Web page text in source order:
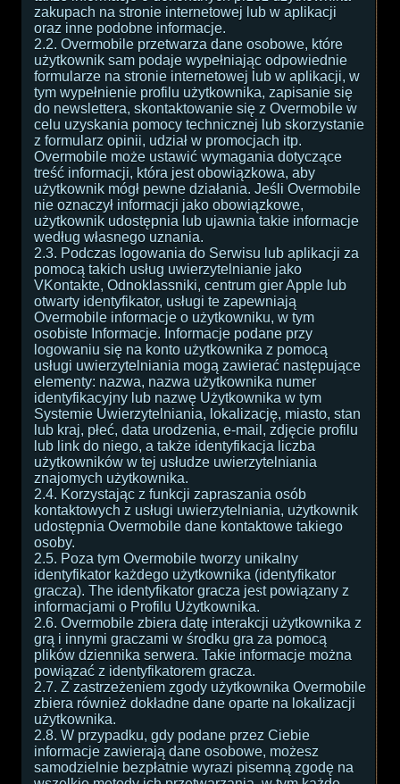
zakupach na stronie internetowej lub w aplikacji
oraz inne podobne informacje.
2.2. Overmobile przetwarza dane osobowe, które
użytkownik sam podaje wypełniając odpowiednie
formularze na stronie internetowej lub w aplikacji, w
tym wypełnienie profilu użytkownika, zapisanie się
do newslettera, skontaktowanie się z Overmobile w
celu uzyskania pomocy technicznej lub skorzystanie
z formularz opinii, udział w promocjach itp.
Overmobile może ustawić wymagania dotyczące
treść informacji, która jest obowiązkowa, aby
użytkownik mógł pewne działania. Jeśli Overmobile
nie oznaczył informacji jako obowiązkowe,
użytkownik udostępnia lub ujawnia takie informacje
według własnego uznania.
2.3. Podczas logowania do Serwisu lub aplikacji za
pomocą takich usług uwierzytelnianie jako
VKontakte, Odnoklassniki, centrum gier Apple lub
otwarty identyfikator, usługi te zapewniają
Overmobile informacje o użytkowniku, w tym
osobiste Informacje. Informacje podane przy
logowaniu się na konto użytkownika z pomocą
usługi uwierzytelniania mogą zawierać następujące
elementy: nazwa, nazwa użytkownika numer
identyfikacyjny lub nazwę Użytkownika w tym
Systemie Uwierzytelniania, lokalizację, miasto, stan
lub kraj, płeć, data urodzenia, e-mail, zdjęcie profilu
lub link do niego, a także identyfikacja liczba
użytkowników w tej usłudze uwierzytelniania
znajomych użytkownika.
2.4. Korzystając z funkcji zapraszania osób
kontaktowych z usługi uwierzytelniania, użytkownik
udostępnia Overmobile dane kontaktowe takiego
osoby.
2.5. Poza tym Overmobile tworzy unikalny
identyfikator każdego użytkownika (identyfikator
gracza). The identyfikator gracza jest powiązany z
informacjami o Profilu Użytkownika.
2.6. Overmobile zbiera datę interakcji użytkownika z
grą i innymi graczami w środku gra za pomocą
plików dziennika serwera. Takie informacje można
powiązać z identyfikatorem gracza.
2.7. Z zastrzeżeniem zgody użytkownika Overmobile
zbiera również dokładne dane oparte na lokalizacji
użytkownika.
2.8. W przypadku, gdy podane przez Ciebie
informacje zawierają dane osobowe, możesz
samodzielnie bezpłatnie wyrazi pisemną zgodę na